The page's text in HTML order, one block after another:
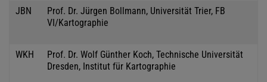
JBN
Prof. Dr. Jürgen Bollmann, Universität Trier, FB
VI/Kartographie
WKH
Prof. Dr. Wolf Günther Koch, Technische Universität
Dresden, Institut für Kartographie